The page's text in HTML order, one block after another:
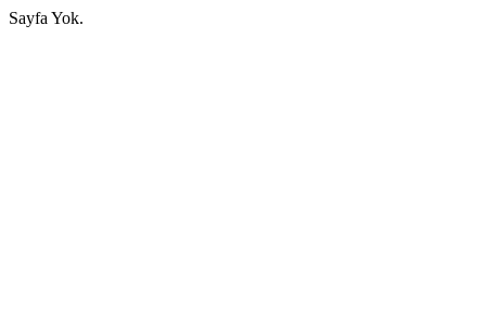
Sayfa Yok.